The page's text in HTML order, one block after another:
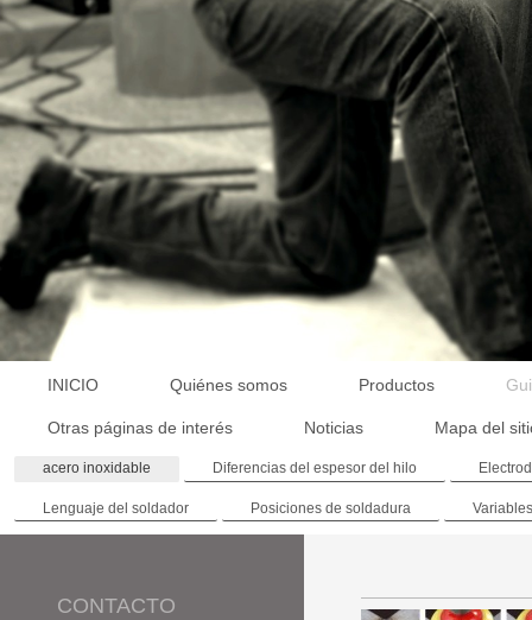
INICIO Quiénes somos Productos
Otras páginas de interés Noticias Mapa del
acero inoxidable Diferencias del espesor del hilo
Lenguaje del soldador Posiciones de soldadura
CONTACTO